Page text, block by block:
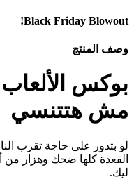
Black Friday Blowout!
وصف المنتج
بوكس
مش هتتنسي
لو بتدور على حاجة تقرب
القعدة كلها ضحك وهزار
ليك.